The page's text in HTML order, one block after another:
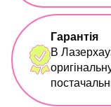
Гарантія
В